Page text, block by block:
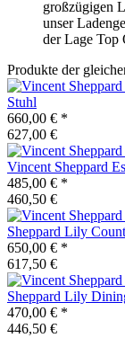
großzügigen
unser
der Lage Top
Produkte der
Stuhl
660,00 € *
627,00 €
Vincent Sheppard
485,00 € *
460,50 €
Sheppard Lily
650,00 € *
617,50 €
Sheppard Lily
470,00 € *
446,50 €